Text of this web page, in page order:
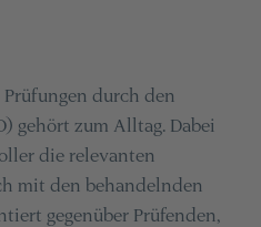
durch den
gehört zum Alltag. Dabei
die relevanten
mit den behandelnden
gegenüber Prüfenden,